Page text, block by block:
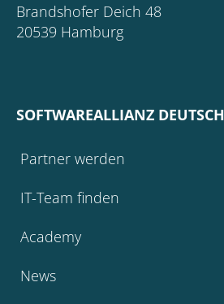
Brandshofer Deich 48
20539 Hamburg
SOFTWAREALLIANZ
Partner werden
IT-Team finden
Academy
News